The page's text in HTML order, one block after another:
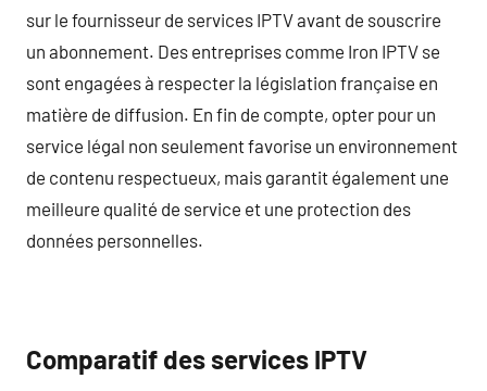
sur le fournisseur de services IPTV avant de souscrire
un abonnement. Des entreprises comme Iron IPTV se
sont engagées à respecter la législation française en
matière de diffusion. En fin de compte, opter pour un
service légal non seulement favorise un environnement
de contenu respectueux, mais garantit également une
meilleure qualité de service et une protection des
données personnelles.
Comparatif des services IPTV